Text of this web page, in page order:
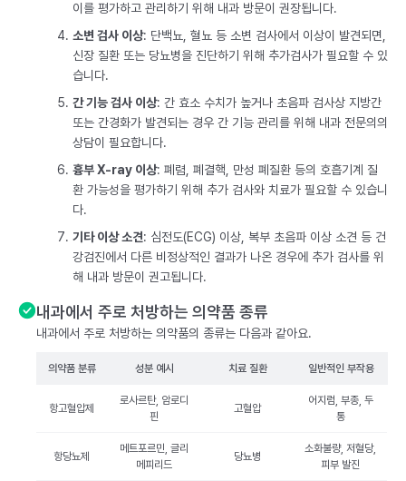
이를 평가하고 관리하기 위해 내과 방문이 권장됩니다.
소변 검사 이상: 단백뇨, 혈뇨 등 소변 검사에서 이상이 발견되면,
신장 질환 또는 당뇨병을 진단하기 위해 추가검사가 필요할 수 있
습니다.
간 기능 검사 이상: 간 효소 수치가 높거나 초음파 검사상 지방간
또는 간경화가 발견되는 경우 간 기능 관리를 위해 내과 전문의의
상담이 필요합니다.
흉부 X-ray 이상: 폐렴, 폐결핵, 만성 폐질환 등의 호흡기계 질
환 가능성을 평가하기 위해 추가 검사와 치료가 필요할 수 있습니
다.
기타 이상 소견: 심전도(ECG) 이상, 복부 초음파 이상 소견 등 건
강검진에서 다른 비정상적인 결과가 나온 경우에 추가 검사를 위
해 내과 방문이 권고됩니다.
내과에서 주로 처방하는 의약품 종류
내과에서 주로 처방하는 의약품의 종류는 다음과 같아요.
의약품 분류 성분 예시 치료 질환 일반적인 부작용
항고혈압제
로사르탄, 암로디
핀
고혈압
어지럼, 부종, 두
통
항당뇨제
메트포르민, 글리
메피리드
당뇨병
소화불량, 저혈당,
피부 발진